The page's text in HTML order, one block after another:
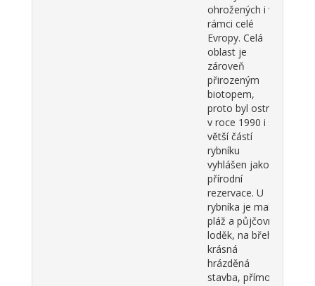
ohrožených i v
rámci celé
Evropy. Celá
oblast je
zároveň
přirozeným
biotopem,
proto byl ostrov
v roce 1990 i s
větší částí
rybníku
vyhlášen jako
přírodní
rezervace. U
rybníka je malá
pláž a půjčovna
loděk, na břehu
krásná
hrázděná
stavba, přímo u